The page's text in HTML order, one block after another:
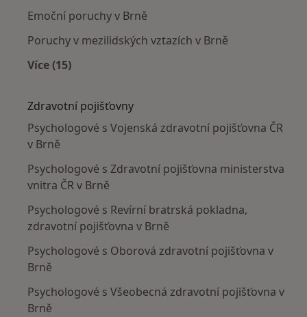
Emoční poruchy v Brně
Poruchy v mezilidských vztazích v Brně
Více (15)
Zdravotní pojišťovny
Psychologové s Vojenská zdravotní pojišťovna ČR
v Brně
Psychologové s Zdravotní pojišťovna ministerstva
vnitra ČR v Brně
Psychologové s Revírní bratrská pokladna,
zdravotní pojišťovna v Brně
Psychologové s Oborová zdravotní pojišťovna v
Brně
Psychologové s Všeobecná zdravotní pojišťovna v
Brně